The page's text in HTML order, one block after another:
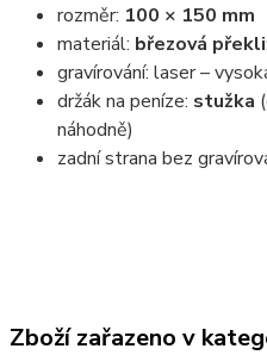
rozměr: 100 × 150 mm
materiál: březová
gravírování: laser –
držák na peníze: stužka
náhodně)
zadní strana bez
Zboží zařazeno v